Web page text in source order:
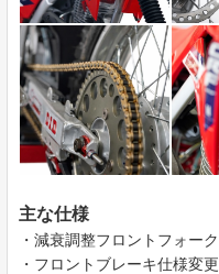
主な仕様
・減衰調整フロントフォーク
・フロントブレーキ仕様変更